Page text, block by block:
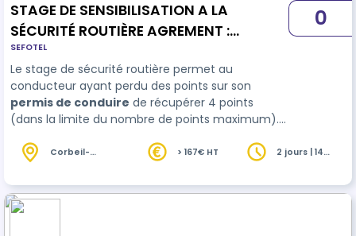
STAGE DE SENSIBILISATION A LA
SÉCURITÉ ROUTIÈRE AGREMENT :
R2209100010
SEFOTEL
Le stage de sécurité routière permet au
conducteur ayant perdu des points sur son
permis de conduire de récupérer 4 points
(dans la limite du nombre de points maximum). Il
risques encourus lorsqu'il commet des infractions
routière se déroule sur une…
0
Corbeil-
> 167€ HT
2 jours | 14